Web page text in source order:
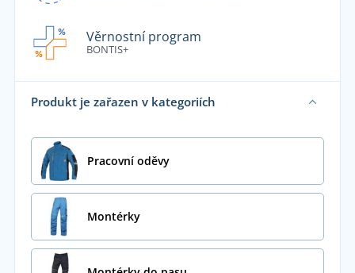
Věrnostní program
BONTIS+
Produkt je zařazen v kategoriích
Pracovní oděvy
Montérky